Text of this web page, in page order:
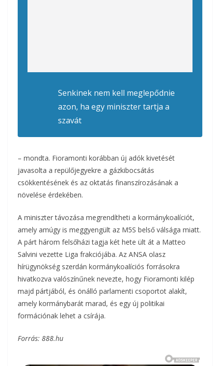
Senkinek nem kell meglepődnie
azon, ha egy miniszter tartja a
szavát
– mondta. Fioramonti korábban új adók kivetését
javasolta a repülőjegyekre a gázkibocsátás
csökkentésének és az oktatás finanszírozásának a
növelése érdekében.
A miniszter távozása megrendítheti a kormánykoalíciót,
amely amúgy is meggyengült az M5S belső válsága miatt.
A párt három felsőházi tagja két hete ült át a Matteo
Salvini vezette Liga frakciójába. Az ANSA olasz
hírügynökség szerdán kormánykoalíciós forrásokra
hivatkozva valószínűnek nevezte, hogy Fioramonti kilép
majd pártjából, és önálló parlamenti csoportot alakít,
amely kormánybarát marad, és egy új politikai
formációnak lehet a csírája.
Forrás: 888.hu